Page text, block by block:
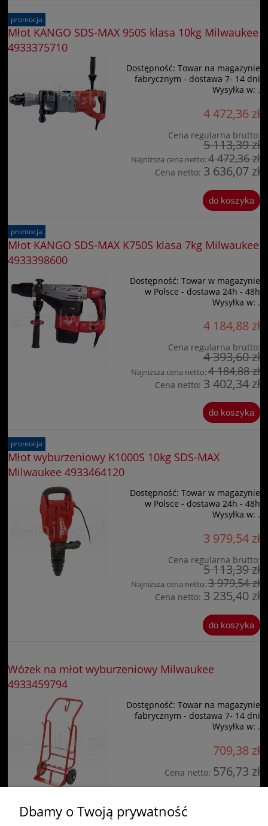
Młot KANGO SDS-MAX 950S klasa 10kg Milwaukee
4933375710
Dostępność: Towar na magazynie
fabrycznym - dostawa 7- 14 dni
Wysyłka w: .
4 472,36 zł
Cena regularna brutto:
5 113,39 zł
Najniższa cena netto:4 472,36 zł
Cena netto: 3 636,07 zł
do koszyka
promocja
Młot KANGO SDS-MAX K750S klasa 7kg Milwaukee
4933398600
Dostępność: Towar w magazynie
w Polsce - dostawa 24h - 48h
Wysyłka w: .
4 184,88 zł
Cena regularna brutto:
4 393,60 zł
Najniższa cena netto:4 184,88 zł
Cena netto: 3 402,34 zł
do koszyka
promocja
Młot wyburzeniowy K1000S 10kg SDS-MAX
Milwaukee 4933464120
Dostępność: Towar w magazynie
w Polsce - dostawa 24h - 48h
Wysyłka w: .
3 979,54 zł
Cena regularna brutto:
5 113,39 zł
Najniższa cena netto:3 979,54 zł
Cena netto: 3 235,40 zł
do koszyka
promocja
Wózek na młot wyburzeniowy Milwaukee
4933459794
Dostępność: Towar na magazynie
fabrycznym - dostawa 7- 14 dni
Wysyłka w: .
709,38 zł
Cena netto: 576,73 zł
Dbamy o Twoją prywatność